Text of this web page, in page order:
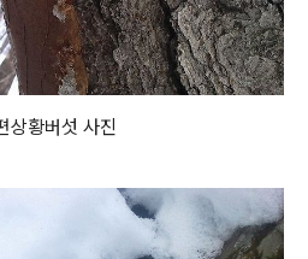
상황버섯 사진